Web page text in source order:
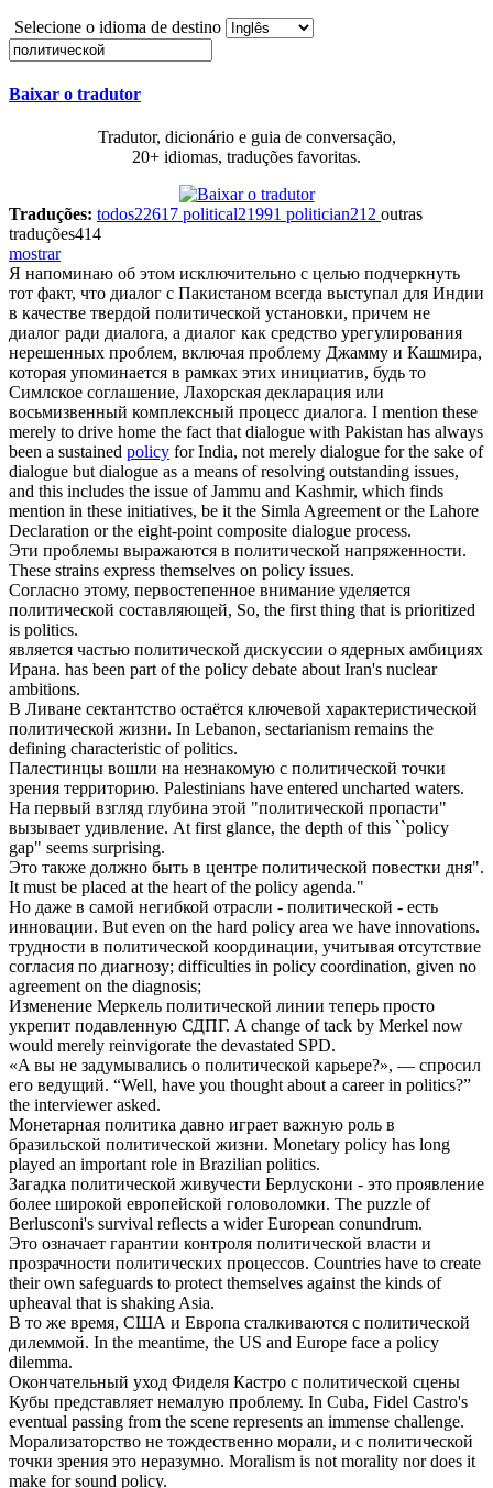
Selecione o idioma de destino
Baixar o tradutor
Tradutor, dicionário e guia de conversação,
20+ idiomas, traduções favoritas.
Traduções: todos22617 political21991 politician212 outras
traduções414
mostrar
Я напоминаю об этом исключительно с целью подчеркнуть
тот факт, что диалог с Пакистаном всегда выступал для Индии
в качестве твердой политической установки, причем не
диалог ради диалога, а диалог как средство урегулирования
нерешенных проблем, включая проблему Джамму и Кашмира,
которая упоминается в рамках этих инициатив, будь то
Симлское соглашение, Лахорская декларация или
восьмизвенный комплексный процесс диалога. I mention these
merely to drive home the fact that dialogue with Pakistan has always
been a sustained policy for India, not merely dialogue for the sake of
dialogue but dialogue as a means of resolving outstanding issues,
and this includes the issue of Jammu and Kashmir, which finds
mention in these initiatives, be it the Simla Agreement or the Lahore
Declaration or the eight-point composite dialogue process.
Эти проблемы выражаются в политической напряженности.
These strains express themselves on policy issues.
Согласно этому, первостепенное внимание уделяется
политической составляющей, So, the first thing that is prioritized
is politics.
является частью политической дискуссии о ядерных амбициях
Ирана. has been part of the policy debate about Iran's nuclear
ambitions.
В Ливане сектантство остаётся ключевой характеристической
политической жизни. In Lebanon, sectarianism remains the
defining characteristic of politics.
Палестинцы вошли на незнакомую с политической точки
зрения территорию. Palestinians have entered uncharted waters.
На первый взгляд глубина этой "политической пропасти"
вызывает удивление. At first glance, the depth of this ``policy
gap" seems surprising.
Это также должно быть в центре политической повестки дня".
It must be placed at the heart of the policy agenda."
Но даже в самой негибкой отрасли - политической - есть
инновации. But even on the hard policy area we have innovations.
трудности в политической координации, учитывая отсутствие
согласия по диагнозу; difficulties in policy coordination, given no
agreement on the diagnosis;
Изменение Меркель политической линии теперь просто
укрепит подавленную СДПГ. A change of tack by Merkel now
would merely reinvigorate the devastated SPD.
«A вы не задумывались о политической карьере?», — спросил
его ведущий. “Well, have you thought about a career in politics?”
the interviewer asked.
Монетарная политика давно играет важную роль в
бразильской политической жизни. Monetary policy has long
played an important role in Brazilian politics.
Загадка политической живучести Берлускони - это проявление
более широкой европейской головоломки. The puzzle of
Berlusconi's survival reflects a wider European conundrum.
Это означает гарантии контроля политической власти и
прозрачности политических процессов. Countries have to create
their own safeguards to protect themselves against the kinds of
upheaval that is shaking Asia.
В то же время, США и Европа сталкиваются с политической
дилеммой. In the meantime, the US and Europe face a policy
dilemma.
Окончательный уход Фиделя Кастро с политической сцены
Кубы представляет немалую проблему. In Cuba, Fidel Castro's
eventual passing from the scene represents an immense challenge.
Морализаторство не тождественно морали, и с политической
точки зрения это неразумно. Moralism is not morality nor does it
make for sound policy.